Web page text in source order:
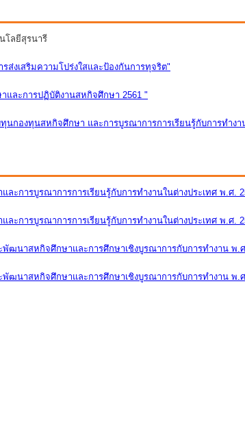
โลยีสุรนารี
ส่งเสริมความโปร่งใสและป้องกันการทุจริต"
าและการปฏิบัติงานสหกิจศึกษา 2561 "
นกองทุนสหกิจศึกษา และการบูรณาการการเรียนรู้กับการทำงา
ะการบูรณาการการเรียนรู้กับการทำงานในต่างประเทศ พ.ศ.
ละการบูรณาการการเรียนรู้กับการทำงานในต่างประเทศ พ.ศ.
พัฒนาสหกิจศึกษาและการศึกษาเชิงบูรณาการกับการทำงาน พ.
พัฒนาสหกิจศึกษาและการศึกษาเชิงบูรณาการกับการทำงาน พ.